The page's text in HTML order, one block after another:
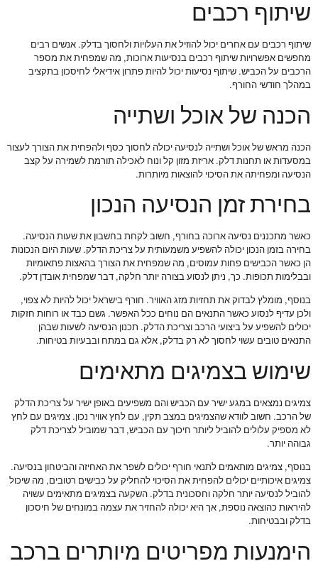
שיתוף רכבים
שיתוף רכבים עם אחרים יכול להוזיל את העלויות ולחסוך בדלק. אנשים רבים
מחפשים אפשרויות שיתוף רכבים בנסיעות ארוכות, מה שמפחית את מספר
הרכבים על הכביש. שיתוף נסיעות יכול להיות פתרון אידיאלי לחיסכון בתקציב
במהלך חודשי החורף.
הכנה של אוכל ושתייה
הכנה מראש של אוכל ושתייה לנסיעה יכולה לחסוך כסף ולהפחית את הצורך לעצור
במסעדות או תחנות דלק. אריזת מזון קל ונוח לאכילה תורמת לשמירה על קצב
הנסיעה ומפחיתה את הסיכוי להוצאות מיותרות.
בחירת זמן הנסיעה הנכון
כאשר מתכננים נסיעה ארוכה בחורף, חשוב לקחת בחשבון את שעות הנסיעה.
בחירה בזמן הנכון יכולה להשפיע משמעותית על צריכת הדלק. שעות היום הנכונות
הן כאשר הכבישים פחות עמוסים, מה שמפחית את הצורך בהאצות פתאומיות
ובבלימות תכופות. כך, ניתן לנסוע בצורה יותר חלקה, דבר שמפחית אובדן דלק.
בנוסף, מומלץ לבדוק את תחזיות מזג האוויר. חורף בישראל יכול להיות לא צפוי,
ולכן עדיף לנסוע כאשר התנאים הם נוחים ככל האפשר. גשם כבד או רוחות חזקות
יכולים להשפיע על ביצועי הרכב וצריכת הדלק. תכנון הנסיעה לשעות שבהן
התנאים טובים עשוי לחסוך לא רק בדלק, אלא גם במתח ובבעיות בטיחות.
שימוש בצמיגים מתאימים
צמיגים נמצאים במגע ישיר עם הכביש והם משפיעים באופן ישיר על צריכת הדלק
של הרכב. חשוב לוודא שהצמיגים במצב תקין, עם לחץ אוויר נכון. צמיגים עם לחץ
לא מספיק עלולים להוביל ליותר חיכוך עם הכביש, דבר שמוביל לצריכת דלק
גבוהה יותר.
בנוסף, צמיגים מותאמים לתנאי חורף יכולים לשפר את האחיזה והביטחון בנסיעה.
צמיגים איכותיים יכולים להפחית את הסיכוי להחליק על כבישים רטובים, מה שיכול
להוביל לנסיעה יותר חלקה וחסכונית בדלק. השקעה בצמיגים מתאימים עשויה
להיראות כהוצאה נוספת, אך היא יכולה להחזיר את עצמה במונחים של חיסכון
בדלק ובבטיחות.
הימנעות מפריטים מיותרים ברכב